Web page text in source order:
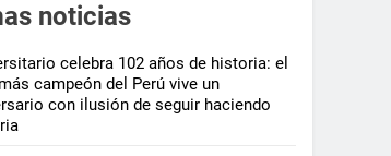
noticias
celebra 102 años de historia: el
campeón del Perú vive un
con ilusión de seguir haciendo